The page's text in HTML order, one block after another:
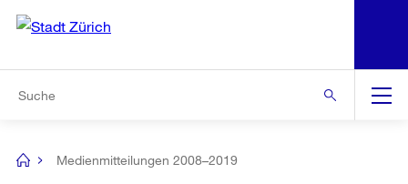
Navigation
[no
Medienmitteilungen 2008–2019